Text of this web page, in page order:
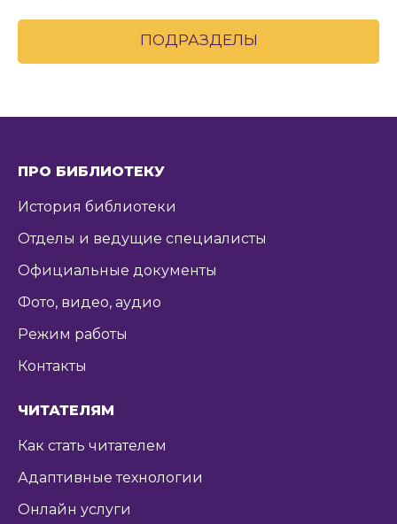
ПОДРАЗДЕЛЫ
ПРО БИБЛИОТЕКУ
История библиотеки
Отделы и ведущие специалисты
Официальные документы
Фото, видео, аудио
Режим работы
Контакты
ЧИТАТЕЛЯМ
Как стать читателем
Адаптивные технологии
Онлайн услуги